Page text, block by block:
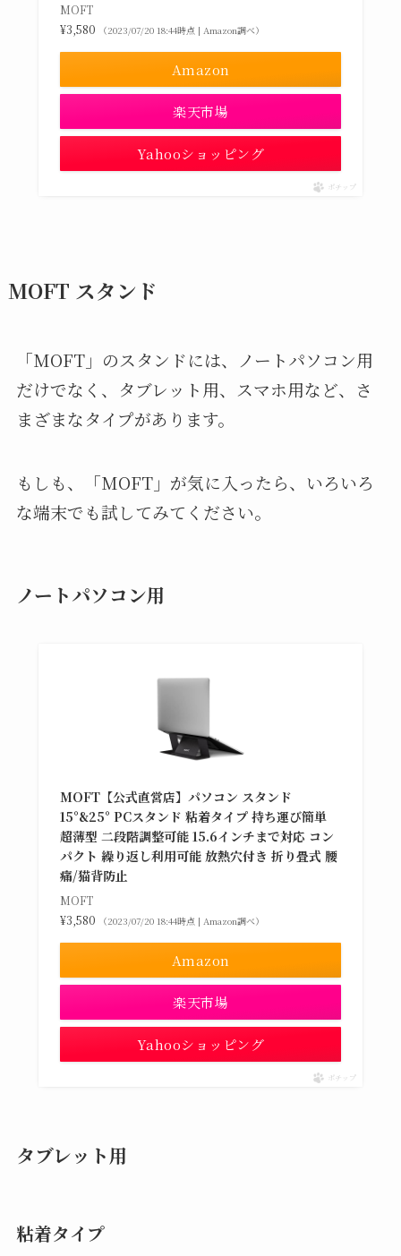
MOFT
¥3,580
（2023/07/20 18:44時点 | Amazon調べ）
Amazon
楽天市場
Yahooショッピング
ポチップ
MOFT スタンド
「MOFT」のスタンドには、ノートパソコン用
だけでなく、タブレット用、スマホ用など、さ
まざまなタイプがあります。
もしも、「MOFT」が気に入ったら、いろいろ
な端末でも試してみてください。
ノートパソコン用
MOFT【公式直営店】パソコン スタンド
15°&25° PCスタンド 粘着タイプ 持ち運び簡単
超薄型 二段階調整可能 15.6インチまで対応 コン
パクト 繰り返し利用可能 放熱穴付き 折り畳式 腰
痛/猫背防止
MOFT
¥3,580
（2023/07/20 18:44時点 | Amazon調べ）
Amazon
楽天市場
Yahooショッピング
ポチップ
タブレット用
粘着タイプ